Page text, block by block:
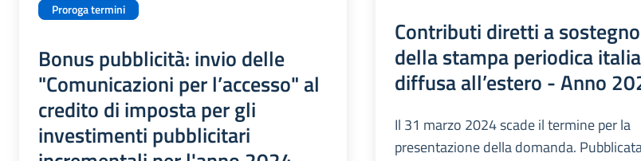
Proroga termini
Bonus pubblicità: invio delle
"Comunicazioni per l’accesso" al
credito di imposta per gli
investimenti pubblicitari
Contributi diretti a sostegno
della stampa periodica
diffusa all’estero - Anno
Il 31 marzo 2024 scade il termine per la
presentazione della domanda.